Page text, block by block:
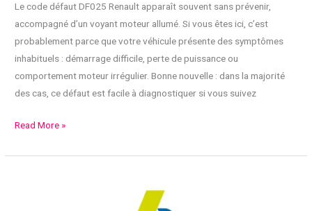
Le code défaut DF025 Renault apparaît souvent sans prévenir,
accompagné d’un voyant moteur allumé. Si vous êtes ici, c’est
probablement parce que votre véhicule présente des symptômes
inhabituels : démarrage difficile, perte de puissance ou
comportement moteur irrégulier. Bonne nouvelle : dans la majorité
des cas, ce défaut est facile à diagnostiquer si vous suivez
DF025
:
Read More »